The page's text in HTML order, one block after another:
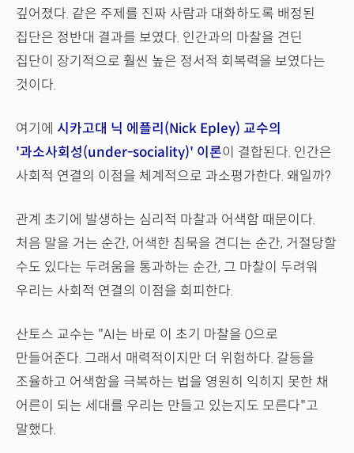
깊어졌다. 같은 주제를 진짜 사람과 대화하도록 배정된
집단은 정반대 결과를 보였다. 인간과의 마찰을 견딘
집단이 장기적으로 훨씬 높은 정서적 회복력을 보였다는
것이다.
여기에 시카고대 닉 에플리(Nick Epley) 교수의
'과소사회성(under-sociality)' 이론이 결합된다. 인간은
사회적 연결의 이점을 체계적으로 과소평가한다. 왜일까?
관계 초기에 발생하는 심리적 마찰과 어색함 때문이다.
처음 말을 거는 순간, 어색한 침묵을 견디는 순간, 거절당할
수도 있다는 두려움을 통과하는 순간, 그 마찰이 두려워
우리는 사회적 연결의 이점을 회피한다.
산토스 교수는 "AI는 바로 이 초기 마찰을 0으로
만들어준다. 그래서 매력적이지만 더 위험하다. 갈등을
조율하고 어색함을 극복하는 법을 영원히 익히지 못한 채
어른이 되는 세대를 우리는 만들고 있는지도 모른다"고
말했다.